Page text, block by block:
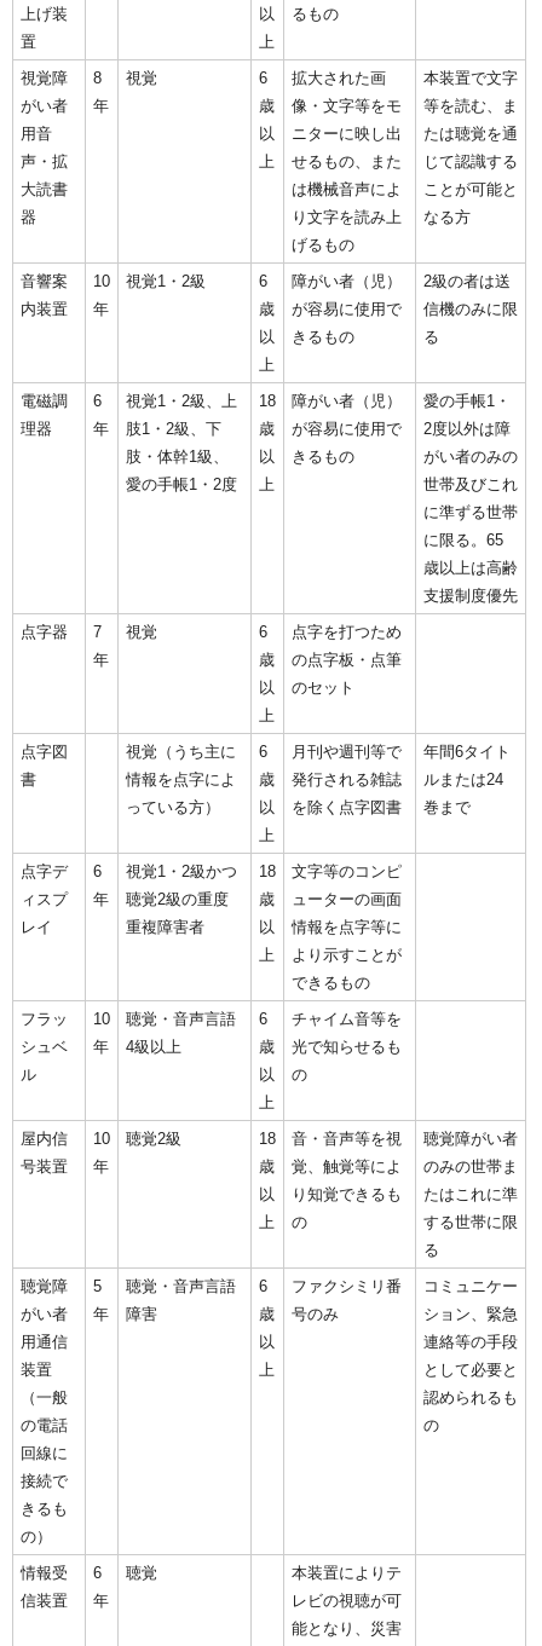
上げ装
置
以
上
るもの
視覚障
がい者
用音
声・拡
大読書
器
8
年
視覚
6
歳
以
上
拡大された画
像・文字等をモ
ニターに映し出
せるもの、また
は機械音声によ
り文字を読み上
げるもの
本装置で文字
等を読む、ま
たは聴覚を通
じて認識する
ことが可能と
なる方
音響案
内装置
10
年
視覚1・2級
6
歳
以
上
障がい者（児）
が容易に使用で
きるもの
2級の者は送
信機のみに限
る
電磁調
理器
6
年
視覚1・2級、上
肢1・2級、下
肢・体幹1級、
愛の手帳1・2度
18
歳
以
上
障がい者（児）
が容易に使用で
きるもの
愛の手帳1・
2度以外は障
がい者のみの
世帯及びこれ
に準ずる世帯
に限る。65
歳以上は高齢
支援制度優先
点字器
7
年
視覚
6
歳
以
上
点字を打つため
の点字板・点筆
のセット
点字図
書
視覚（うち主に
情報を点字によ
っている方）
6
歳
以
上
月刊や週刊等で
発行される雑誌
を除く点字図書
年間6タイト
ルまたは24
巻まで
点字デ
ィスプ
レイ
6
年
視覚1・2級かつ
聴覚2級の重度
重複障害者
18
歳
以
上
文字等のコンピ
ューターの画面
情報を点字等に
より示すことが
できるもの
フラッ
シュベ
ル
10
年
聴覚・音声言語
4級以上
6
歳
以
上
チャイム音等を
光で知らせるも
の
屋内信
号装置
10
年
聴覚2級
18
歳
以
上
音・音声等を視
覚、触覚等によ
り知覚できるも
の
聴覚障がい者
のみの世帯ま
たはこれに準
する世帯に限
る
聴覚障
がい者
用通信
装置
（一般
の電話
回線に
接続で
きるも
の）
5
年
聴覚・音声言語
障害
6
歳
以
上
ファクシミリ番
号のみ
コミュニケー
ション、緊急
連絡等の手段
として必要と
認められるも
の
情報受
信装置
6
年
聴覚
本装置によりテ
レビの視聴が可
能となり、災害